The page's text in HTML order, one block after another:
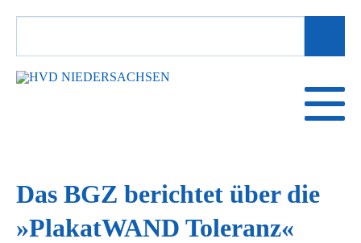
SUCHBEGRIFFE
Das BGZ berichtet über die
»PlakatWAND Toleranz«